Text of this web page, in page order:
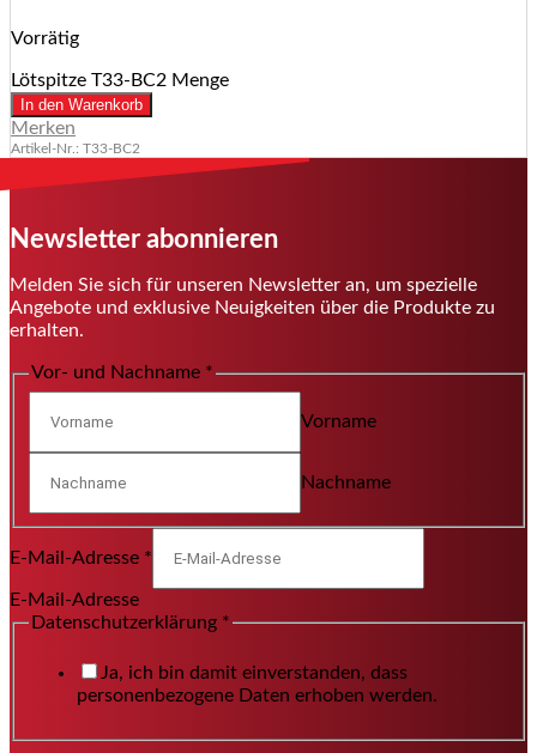
Vorrätig
Lötspitze T33-BC2 Menge
In den Warenkorb
Merken
Artikel-Nr.: T33-BC2
Newsletter abonnieren
Melden Sie sich für unseren Newsletter an, um spezielle
Angebote und exklusive Neuigkeiten über die Produkte zu
erhalten.
Vor- und Nachname *
Vorname
Nachname
E-Mail-Adresse *
E-Mail-Adresse
Datenschutzerklärung *
Ja, ich bin damit einverstanden, dass
personenbezogene Daten erhoben werden.